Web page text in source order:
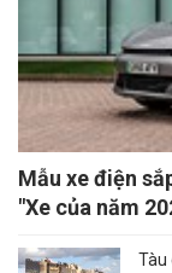
Mẫu xe điện
"Xe của năm
Tàu